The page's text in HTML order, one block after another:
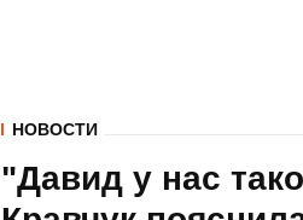
НОВОСТИ
"Давид у нас